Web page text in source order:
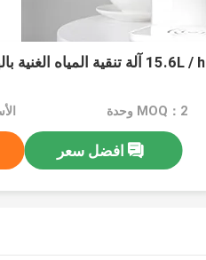
15.6L / h آلة تنقية المياه الغنية بالهيدروجين ODM
MOQ：2 وحدة
افضل سعر